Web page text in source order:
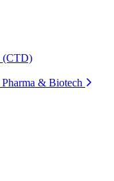
(CTD)
Pharma & Biotech